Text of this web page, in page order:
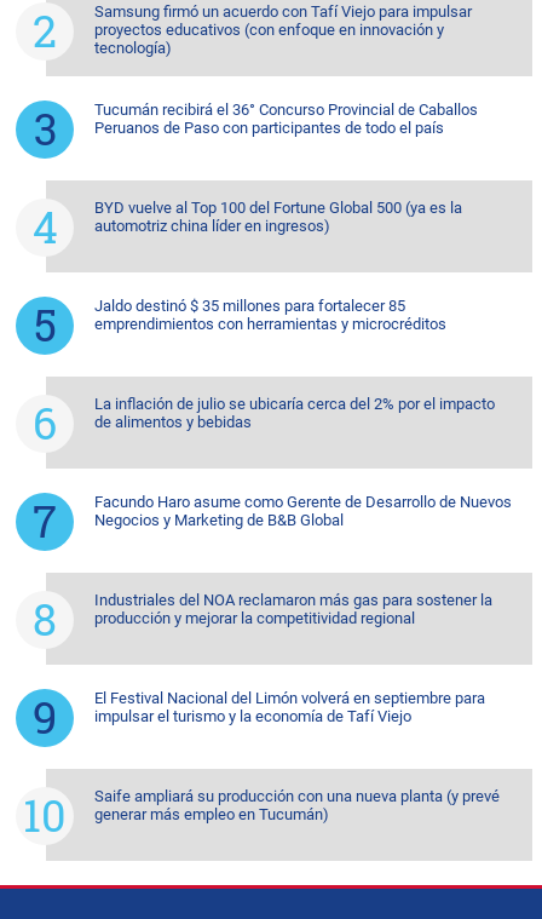
Samsung firmó un acuerdo con Tafí Viejo para impulsar
proyectos educativos (con enfoque en innovación y
tecnología)
Tucumán recibirá el 36° Concurso Provincial de Caballos
Peruanos de Paso con participantes de todo el país
BYD vuelve al Top 100 del Fortune Global 500 (ya es la
automotriz china líder en ingresos)
Jaldo destinó $ 35 millones para fortalecer 85
emprendimientos con herramientas y microcréditos
La inflación de julio se ubicaría cerca del 2% por el impacto
de alimentos y bebidas
Facundo Haro asume como Gerente de Desarrollo de Nuevos
Negocios y Marketing de B&B Global
Industriales del NOA reclamaron más gas para sostener la
producción y mejorar la competitividad regional
El Festival Nacional del Limón volverá en septiembre para
impulsar el turismo y la economía de Tafí Viejo
Saife ampliará su producción con una nueva planta (y prevé
generar más empleo en Tucumán)